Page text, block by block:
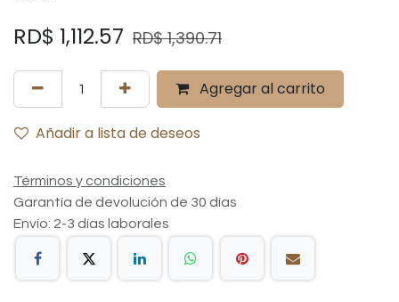
RD$ 1,112.57 RD$1,390.71
Agregar al carrito
Añadir a lista de deseos
Términos y condiciones
Garantía de devolución de 30 días
Envío: 2-3 días laborales